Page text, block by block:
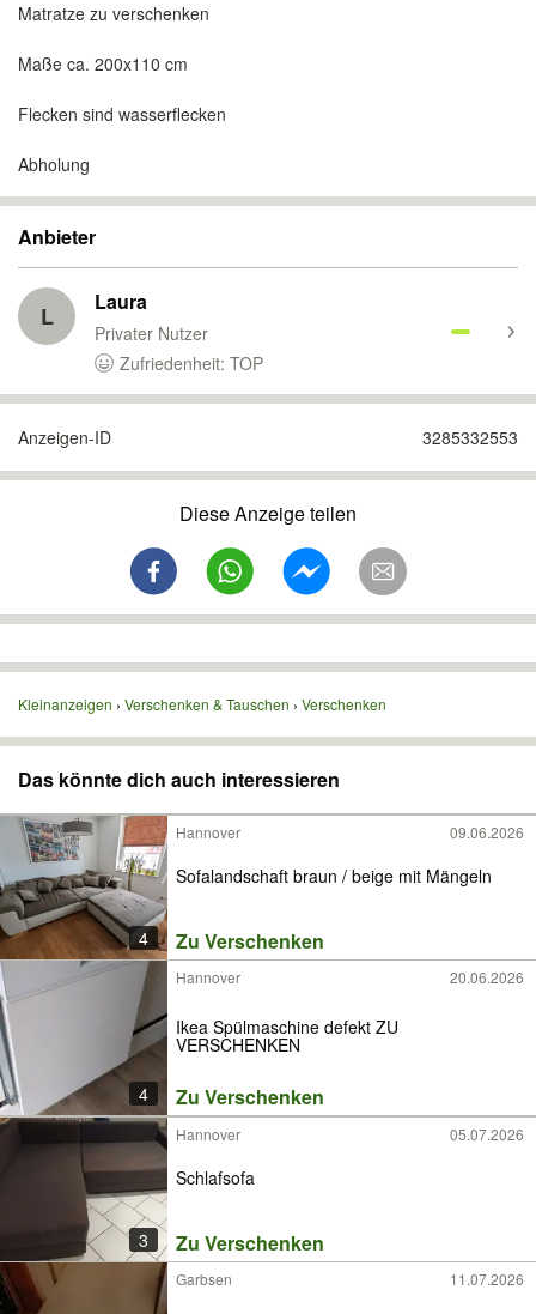
Matratze zu verschenken
Maße ca. 200x110 cm
Flecken sind wasserflecken
Abholung
Anbieter
L Laura
Privater Nutzer
Zufriedenheit: TOP
Anzeigen-ID 3285332553
Diese Anzeige teilen
Kleinanzeigen Verschenken & Tauschen Verschenken
Das könnte dich auch interessieren
4
Hannover 09.06.2026
Sofalandschaft braun / beige mit Mängeln
Zu Verschenken
4
Hannover 20.06.2026
Ikea Spülmaschine defekt ZU
VERSCHENKEN
Zu Verschenken
3
Hannover 05.07.2026
Schlafsofa
Zu Verschenken
Garbsen 11.07.2026